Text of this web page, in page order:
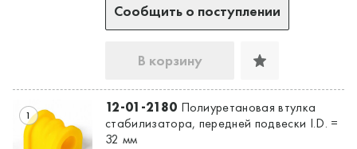
Сообщить о поступлении
В корзину
1 12-01-2180 Полиуретановая втулка
стабилизатора, передней подвески I.D. =
32 мм